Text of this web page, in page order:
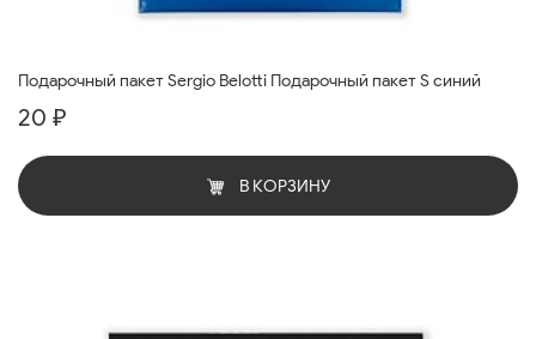
Подарочный пакет Sergio Belotti Подарочный пакет S синий
20 ₽
В КОРЗИНУ